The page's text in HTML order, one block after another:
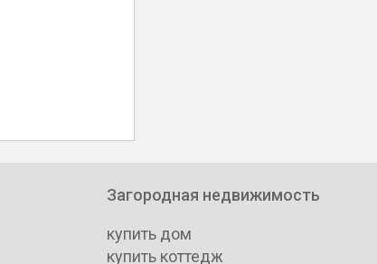
Загородная недвижимость
купить дом
купить коттедж